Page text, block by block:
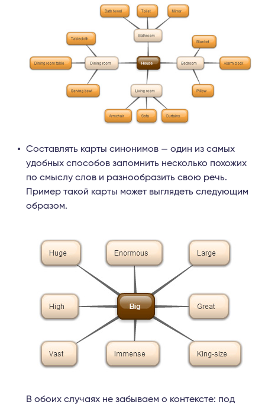
Составлять карты синонимов — один из самых
удобных способов запомнить несколько похожих
по смыслу слов и разнообразить свою речь.
Пример такой карты может выглядеть следующим
образом.
В обоих случаях не забываем о контексте: под